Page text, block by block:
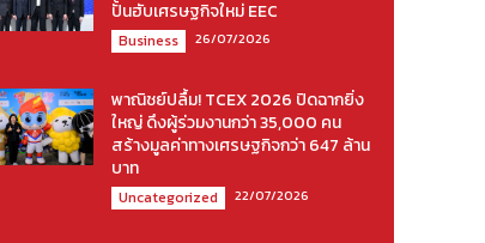
ปั้นฮับเศรษฐกิจใหม่ EEC
Business 26/07/2026
พาณิชย์ปลื้ม! TCEX 2026 ปิดฉากยิ่ง
ใหญ่ ดึงผู้ร่วมงานกว่า 35,000 คน
สร้างมูลค่าทางเศรษฐกิจกว่า 647 ล้าน
บาท
Uncategorized 22/07/2026